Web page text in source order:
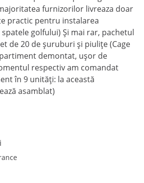
furnizorilor livreaza doar
practic pentru instalarea
golfului) Și mai rar, pachetul
de 20 de șuruburi și piulițe (Cage
demontat, ușor de
respectiv am comandat
în 9 unități: la această
asamblat)